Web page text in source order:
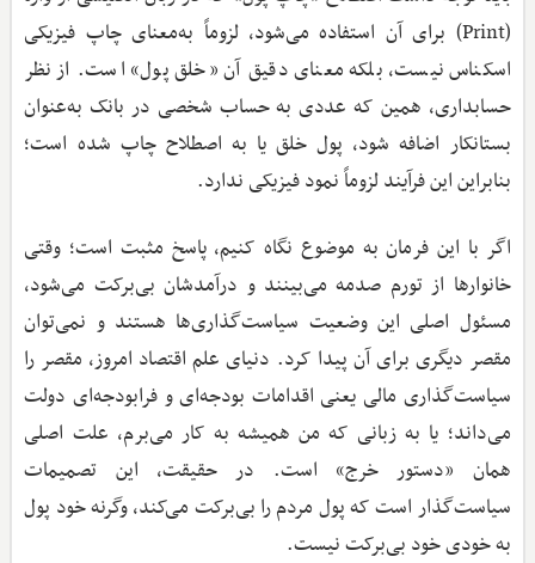
(Print) برای آن استفاده می‌شود، لزوماً به‌معنای چاپ فیزیکی
اسکناس نیست، بلکه معنای دقیق آن «خلق پول» است. از نظر
حسابداری، همین که عددی به حساب شخصی در بانک به‌عنوان
بستانکار اضافه شود، پول خلق یا به اصطلاح چاپ شده است؛
بنابراین این فرآیند لزوماً نمود فیزیکی ندارد.
اگر با این فرمان به موضوع نگاه کنیم، پاسخ مثبت است؛ وقتی
خانوارها از تورم صدمه می‌بینند و درآمدشان بی‌برکت می‌شود،
مسئول اصلی این وضعیت سیاست‌گذاری‌ها هستند و نمی‌توان
مقصر دیگری برای آن پیدا کرد. دنیای علم اقتصاد امروز، مقصر را
سیاست‌گذاری مالی یعنی اقدامات بودجه‌ای و فرابودجه‌ای دولت
می‌داند؛ یا به زبانی که من همیشه به کار می‌برم، علت اصلی
همان «دستور خرج» است. در حقیقت، این تصمیمات
سیاست‌گذار است که پول مردم را بی‌برکت می‌کند، وگرنه خود پول
به خودی خود بی‌برکت نیست.